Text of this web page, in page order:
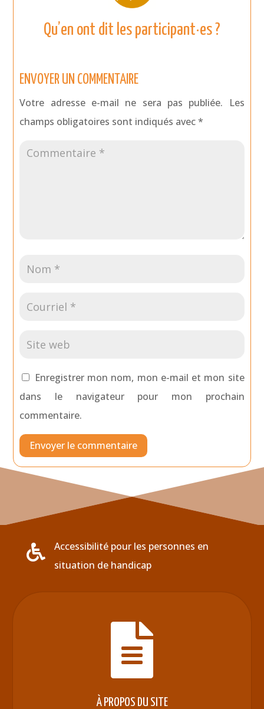
Qu’en ont dit les participant·es ?
ENVOYER UN COMMENTAIRE
Votre adresse e-mail ne sera pas publiée.
Les
champs obligatoires sont indiqués avec*
Enregistrer mon nom, mon e-mail et mon site
dans le navigateur pour mon prochain
commentaire.
Envoyer le commentaire

Accessibilité pour les personnes en
situation de handicap

À PROPOS DU SITE